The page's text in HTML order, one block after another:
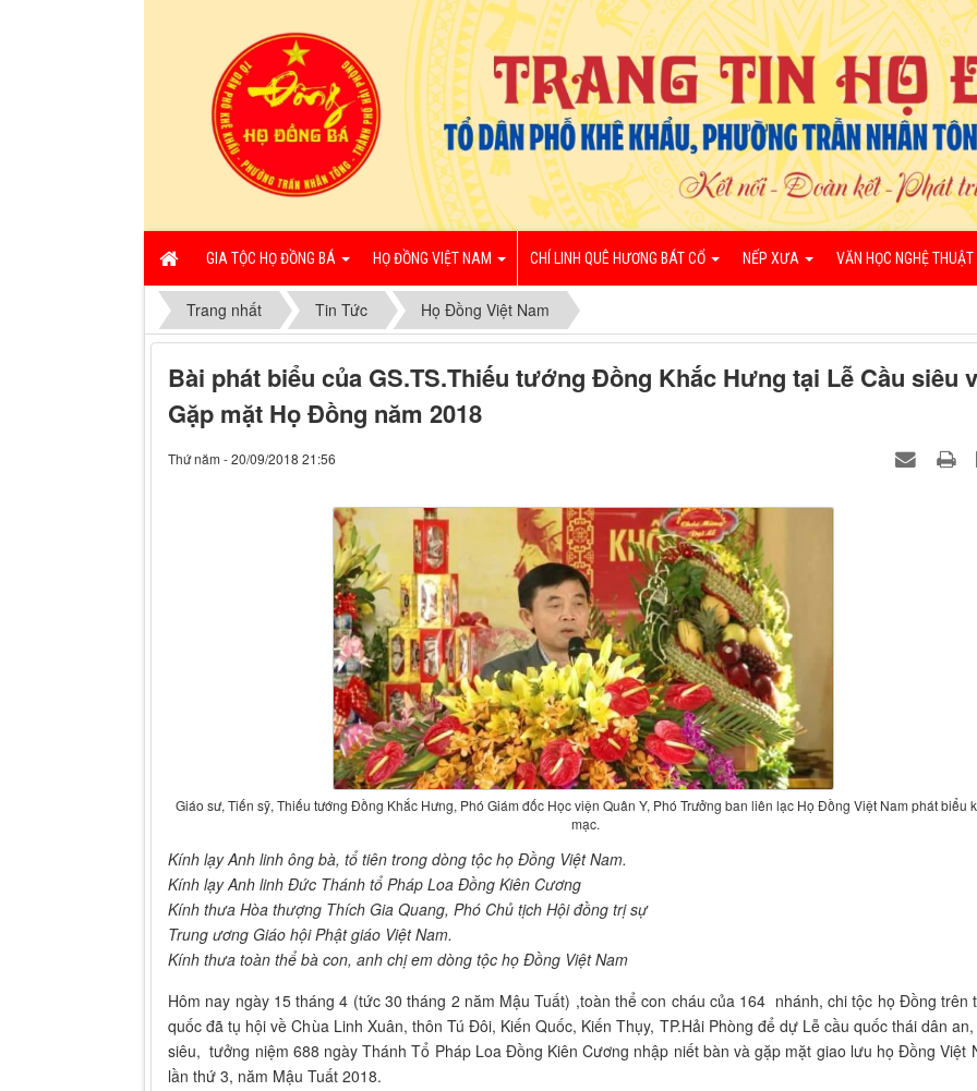
GIA TỘC HỌ ĐỒNG BÁ HỌ ĐỒNG VIỆT NAM CHÍ LINH QUÊ HƯƠNG BÁT CỔ NẾP XƯA VĂN HỌC NGHỆ THUẬT
Trang nhất Tin Tức Họ Đồng Việt Nam
Bài phát biểu của GS.TS.Thiếu tướng Đồng Khắc Hưng tại Lễ Cầu siêu
Gặp mặt Họ Đồng năm 2018
Thứ năm - 20/09/2018 21:56
Giáo sư, Tiến sỹ, Thiếu tướng Đồng Khắc Hưng, Phó Giám đốc Học viện Quân Y, Phó Trưởng ban liên lạc Họ Đồng Việt Nam phát biểu
mạc.
Kính lạy Anh linh ông bà, tổ tiên trong dòng tộc họ Đồng Việt Nam.
Kính lạy Anh linh Đức Thánh tổ Pháp Loa Đồng Kiên Cương
Kính thưa Hòa thượng Thích Gia Quang, Phó Chủ tịch Hội đồng trị sự
Trung ương Giáo hội Phật giáo Việt Nam.
Kính thưa toàn thể bà con, anh chị em dòng tộc họ Đồng Việt Nam
Hôm nay ngày 15 tháng 4 (tức 30 tháng 2 năm Mậu Tuất) ,toàn thể con cháu của 164 nhánh, chi tộc họ Đồng trên
quốc đã tụ hội về Chùa Linh Xuân, thôn Tú Đôi, Kiến Quốc, Kiến Thụy, TP.Hải Phòng để dự Lễ cầu quốc thái dân
siêu, tưởng niệm 688 ngày Thánh Tổ Pháp Loa Đồng Kiên Cương nhập niết bàn và gặp mặt giao lưu họ Đồng Việt
lần thứ 3, năm Mậu Tuất 2018.